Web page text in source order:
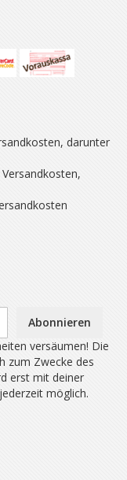
darunter
Abonnieren
versäumen! Die
zum Zwecke des
erst mit deiner
möglich.